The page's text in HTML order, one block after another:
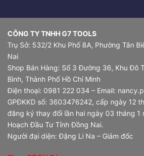
CÔNG TY TNHH G7 TOOLS
Trụ Sở: 532/2 Khu Phố 8A, Phường Tân
Nai
Shop Bán Hàng: Số 3 Đường 36, Khu Đô
Bình, Thành Phố Hồ Chí Minh
Điện thoại: 0981 222 034 – Email:
GPĐKKD số: 3603476242, cấp ngày 12
đăng ký thay đổi lần hai ngày 03 tháng 1
Hoạch Đầu Tư Tỉnh Đồng Nai.
Người đại diện: Đặng Li Na – Giám đốc